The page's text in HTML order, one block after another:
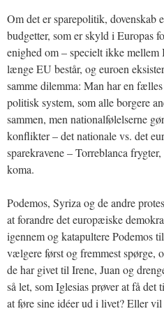
Om det er sparepolitik, dovenskab
budgetter, som er skyld i Europas
enighed om – specielt ikke
længe EU består, og euroen
samme dilemma: Man har en
politisk system, som alle borgere
sammen, men nationalfølelserne
konflikter – det nationale vs. det
sparekravene – Torreblanca
koma.
Podemos, Syriza og de andre
at forandre det europæiske
igennem og katapultere Podemos
vælgere først og fremmest spørge,
de har givet til Irene, Juan og
så let, som Iglesias prøver at få
at føre sine idéer ud i livet? Eller